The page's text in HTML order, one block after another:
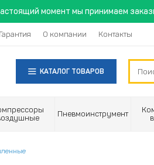
момент мы принимаем
Гарантия О компании Контакты
КАТАЛОГ ТОВАРОВ
Пневмоинструмент